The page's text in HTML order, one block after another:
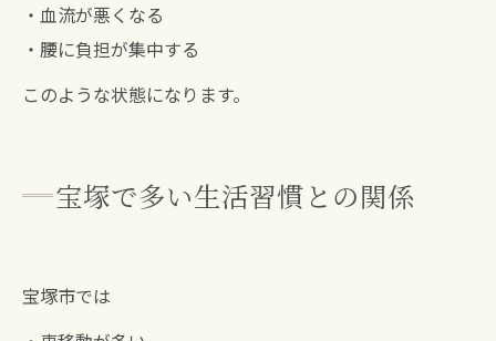
・血流が悪くなる
・腰に負担が集中する
このような状態になります。
宝塚で多い生活習慣との関係
宝塚市では